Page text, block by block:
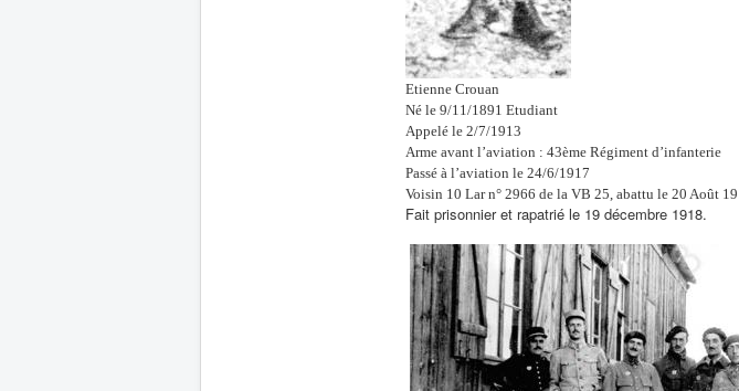
Etienne Crouan
Né le 9/11/1891 Etudiant
Appelé le 2/7/1913
Arme avant l’aviation : 43ème Régiment d’infanterie
Passé à l’aviation le 24/6/1917
Voisin 10 Lar n° 2966 de la VB 25, abattu le 20 Août
Fait prisonnieret rapatrié le 19 décembre 1918.